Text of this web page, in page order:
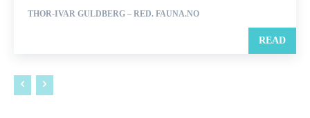
THOR-IVAR GULDBERG – RED. FAUNA.NO
READ